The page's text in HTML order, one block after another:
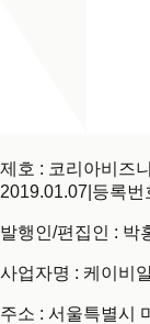
제호 : 코리아비즈
2019.01.07 등록번
발행인/편집인 : 박
사업자명 : 케이비
주소 : 서울특별시